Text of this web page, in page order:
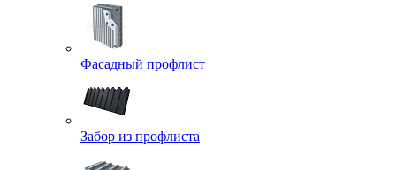
Фасадный профлист
Забор из профлиста